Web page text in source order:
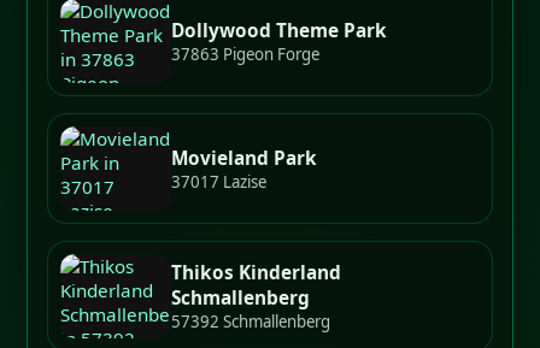
Dollywood Theme Park
37863 Pigeon Forge
Movieland Park
37017 Lazise
Thikos Kinderland
Schmallenberg
57392 Schmallenberg